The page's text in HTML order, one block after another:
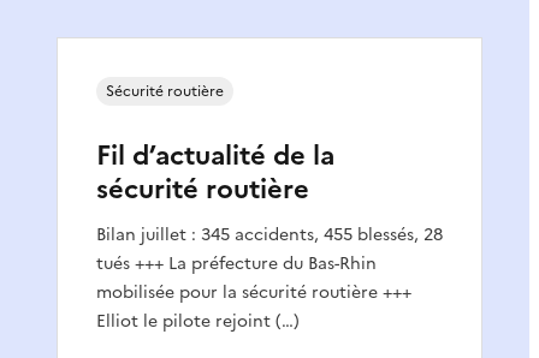
Fil d’actualité de la
sécurité routière
Bilan juillet : 345 accidents, 455 blessés, 28
tués +++ La préfecture du Bas-Rhin
mobilisée pour la sécurité routière +++
Elliot le pilote rejoint (…)
Sécurité routière